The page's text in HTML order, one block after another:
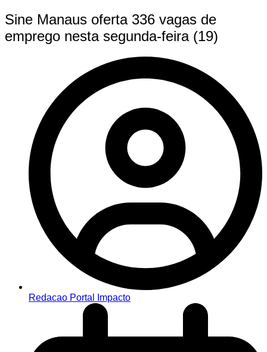
Sine Manaus oferta 336 vagas de
emprego nesta segunda-feira (19)
Redacao Portal Impacto